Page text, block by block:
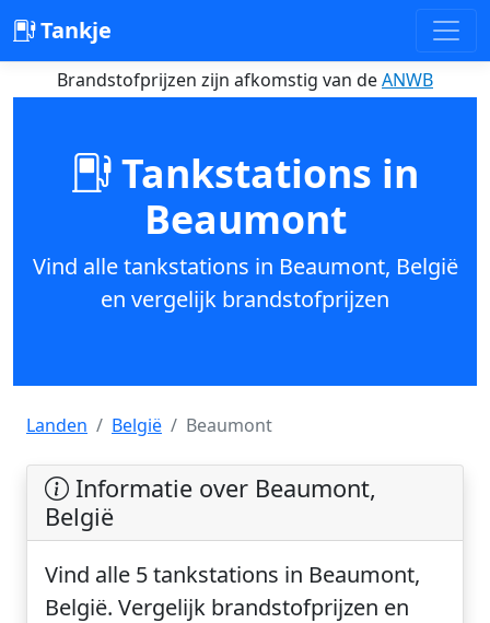
Tankje
Brandstofprijzen zijn afkomstig van deANWB
Tankstations in
Beaumont
Vind alle tankstations in Beaumont, België
en vergelijk brandstofprijzen
Landen België Beaumont
Informatie over Beaumont,
België
Vind alle 5 tankstations in Beaumont,
België. Vergelijk brandstofprijzen en